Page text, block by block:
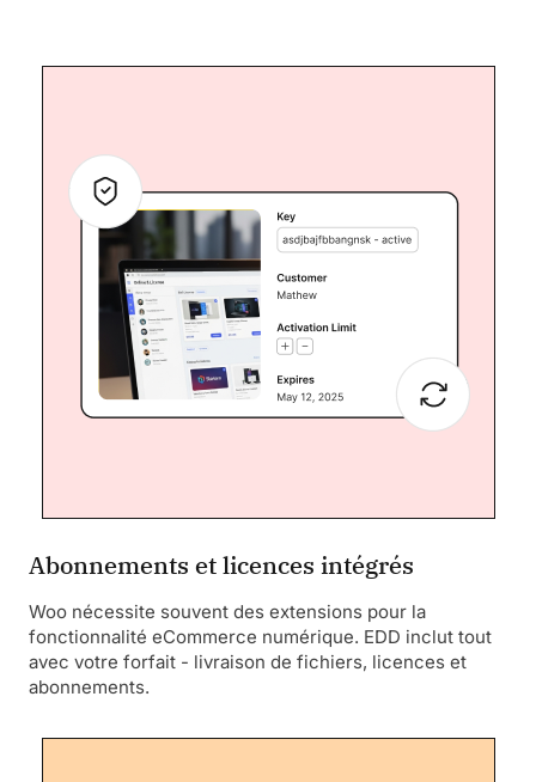
Abonnements et licences intégrés
Woo nécessite souvent des extensions pour la
fonctionnalité eCommerce numérique. EDD inclut tout
avec votre forfait - livraison de fichiers, licences et
abonnements.